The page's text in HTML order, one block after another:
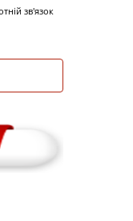
зв'язок